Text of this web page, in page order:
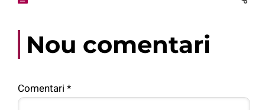
Nou comentari
Comentari *